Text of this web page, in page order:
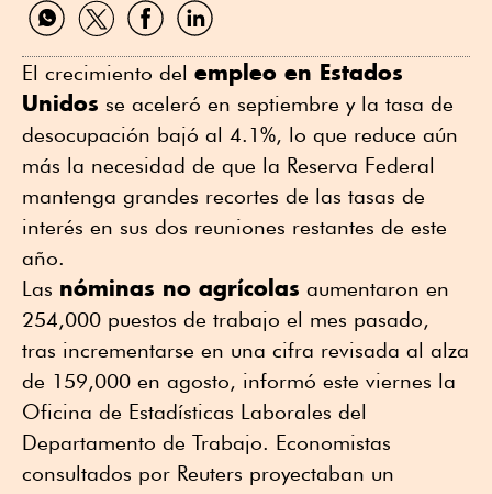
por
por
por
por
El crecimiento del empleo en Estados
Unidos se aceleró en septiembre y la tasa de
desocupación bajó al 4.1%, lo que reduce aún
más la necesidad de que la Reserva Federal
mantenga grandes recortes de las tasas de
interés en sus dos reuniones restantes de este
año.
Las nóminas no agrícolas aumentaron en
254,000 puestos de trabajo el mes pasado,
tras incrementarse en una cifra revisada al alza
de 159,000 en agosto, informó este viernes la
Oficina de Estadísticas Laborales del
Departamento de Trabajo. Economistas
consultados por Reuters proyectaban un